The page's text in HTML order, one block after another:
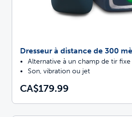
Dresseur à distance de 300
Alternative à un champ de tir
Son, vibration ou jet
CA$179.99